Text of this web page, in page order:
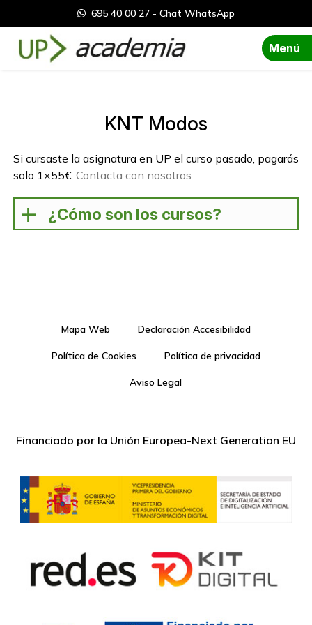
695 40 00 27 - Chat WhatsApp
Menú
KNT Modos
Si cursaste la asignatura en UP el curso pasado, pagarás
solo 1×55€. Contacta con nosotros
¿Cómo son los cursos?
Mapa Web Declaración Accesibilidad
Política de Cookies Política de privacidad
Aviso Legal
Financiado por la Unión Europea-Next Generation EU